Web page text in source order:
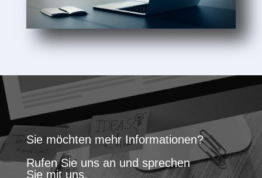
Sie möchten mehr Informationen?
Rufen Sie uns an und sprechen
Sie mit uns.